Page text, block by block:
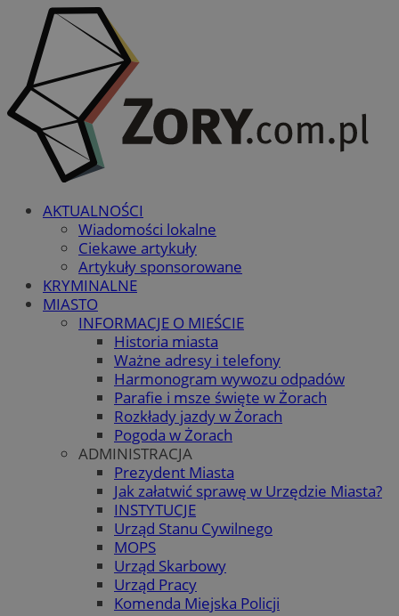
AKTUALNOŚCI
Wiadomości lokalne
Ciekawe artykuły
Artykuły sponsorowane
KRYMINALNE
MIASTO
INFORMACJE O MIEŚCIE
Historia miasta
Ważne adresy i telefony
Harmonogram wywozu odpadów
Parafie i msze święte w Żorach
Rozkłady jazdy w Żorach
Pogoda w Żorach
ADMINISTRACJA
Prezydent Miasta
Jak załatwić sprawę w Urzędzie Miasta?
INSTYTUCJE
Urząd Stanu Cywilnego
MOPS
Urząd Skarbowy
Urząd Pracy
Komenda Miejska Policji